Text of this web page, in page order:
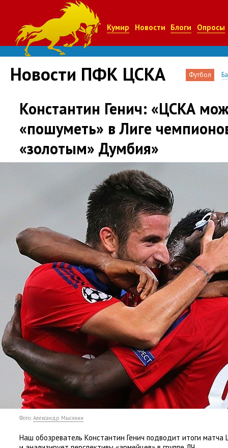
Кумир Новости Блоги Опросы
Новости ПФК ЦСКА Футбол
Константин Генич: «ЦСКА
«пошуметь» в Лиге
«золотым» Думбия»
Фото: Александр Мысякин
Наш обозреватель Константин Генич подводит итоги матча